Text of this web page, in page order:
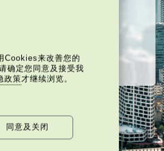
入∶
当代中国会员
Cookies来改善您的
确定您同意及接受我
政策才继续浏览。
同意及关闭